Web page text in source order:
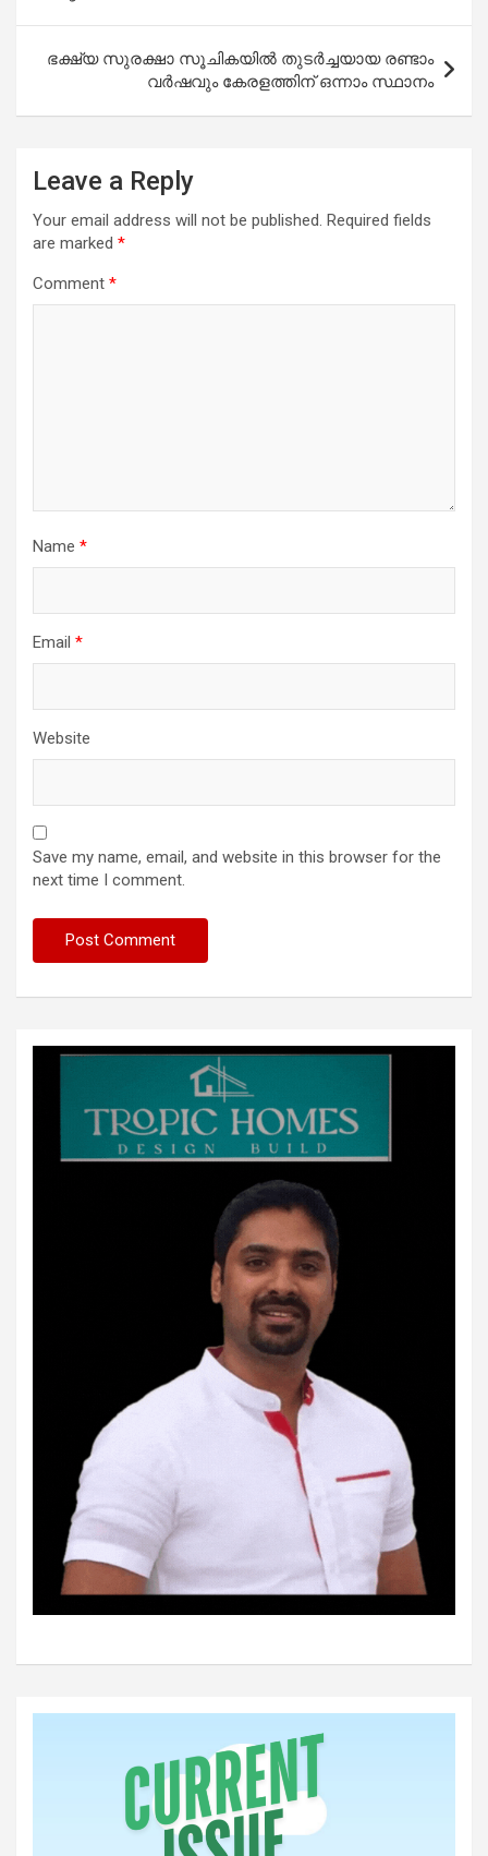
ഭക്ഷ്യ സുരക്ഷാ സൂചികയില്‍ തുടര്‍ച്ചയായ രണ്ടാം
വര്‍ഷവും കേരളത്തിന് ഒന്നാം സ്ഥാനം
Leave a Reply
Your email address will not be published. Required fields
are marked *
Comment *
Name *
Email *
Website
Save my name, email, and website in this browser for the
next time I comment.